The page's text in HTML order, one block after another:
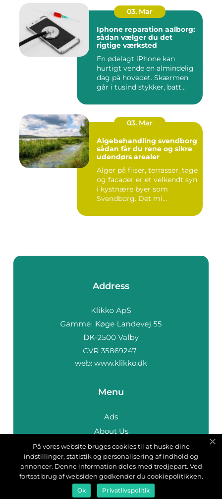
03. Mar
Iphone reparation aalborg:
sådan vælger du det
rigtige værksted
En ødelagt iPhone kan
hurtigt vende en almindelig
dag på hovedet. Skærmen
går i tusind stykker, batt...
03. Mar
Algebehandling svendborg
sådan får du rene og sikre
udendørs arealer
Alger på fliser, terrasser, tage
og facader er et velkendt syn
i kystnære byer som
Svendborg. Det mi...
Address
web: www.klikko.dk
Menu
Ads
About Us
Cookies
Contact
Sitemap
På vores website bruges cookies til at huske dine
indstillinger, statistik og personalisering af indhold og
annoncer. Denne information deles med tredjepart. Ved
fortsat brug af websiden godkender du cookiepolitikken.
Ok Privatlivspolitik